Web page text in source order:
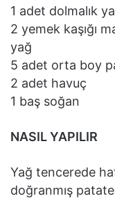
1 adet dolmalık
2 yemek kaşığı
yağ
5 adet orta boy
2 adet havuç
1 baş soğan
NASIL YAPILIR
Yağ tencerede
doğranmış